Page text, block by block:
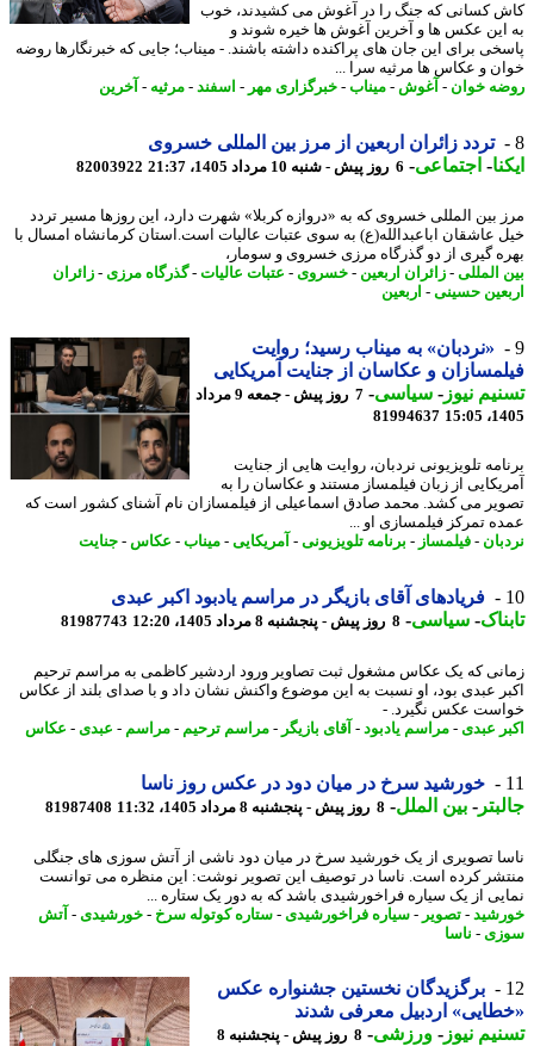
کسانی که جنگ را در آغوش می کشیدند، خوب
عکس ها و آخرین آغوش ها خیره شوند و
برای این جان های پراکنده داشته باشند. - میناب؛ جایی که خبرنگارها روضه
و عکاس ها مرثیه سرا ...
خوان- آغوش-میناب-خبرگزاری مهر-اسفند-مرثیه-آخرین
تردد زائران اربعین از مرز بین المللی خسروی
-اجتماعی-6 روز پیش - شنبه 10 مرداد 1405، 21:37 82003922
بین المللی خسروی که به «دروازه کربلا» شهرت دارد، این روزها مسیر تردد
عاشقان اباعبدالله(ع) به سوی عتبات عالیات است.استان کرمانشاه امسال با
گیری از دو گذرگاه مرزی خسروی و سومار،
المللی-زائران اربعین -خسروی-عتبات عالیات-گذرگاه مرزی- زائران
حسینی-اربعین
«نردبان» به میناب رسید؛ روایت
و عکاسان از جنایت آمریکایی
نیوز-سیاسی-
7 روز پیش - جمعه 9 مرداد
81994637
تلویزیونی نردبان، روایت هایی از جنایت
از زبان فیلمساز مستند و عکاسان را به
می کشد. محمد صادق اسماعیلی از فیلمسازان نام آشنای کشور است که
تمرکز فیلمسازی او ...
-فیلمساز-برنامه تلویزیونی-آمریکایی-میناب-عکاس-جنایت
فریادهای آقای بازیگر در مراسم یادبود اکبر عبدی
-سیاسی-8 روز پیش - پنجشنبه 8 مرداد 1405، 12:20 81987743
که یک عکاس مشغول ثبت تصاویر ورود اردشیر کاظمی به مراسم ترحیم
عبدی بود، او نسبت به این موضوع واکنش نشان داد و با صدای بلند از عکاس
عکس نگیرد. -
عبدی-مراسم یادبود-آقای بازیگر-مراسم ترحیم -مراسم -عبدی-عکاس
خورشید سرخ در میان دود در عکس روز ناسا
-بین الملل-8 روز پیش - پنجشنبه 8 مرداد 1405، 11:32 81987408
تصویری از یک خورشید سرخ در میان دود ناشی از آتش سوزی های جنگلی
کرده است. ناسا در توصیف این تصویر نوشت: این منظره می توانست
از یک سیاره فراخورشیدی باشد که به دور یک ستاره ...
-تصویر-سیاره فراخورشیدی-ستاره کوتوله سرخ-خورشیدی-آتش
- ناسا
برگزیدگان نخستین جشنواره عکس
اردبیل معرفی شدند
نیوز-ورزشی-
8 روز پیش - پنجشنبه 8